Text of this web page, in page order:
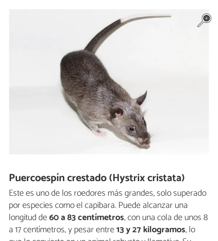
Puercoespín crestado (Hystrix cristata)
Este es uno de los roedores más grandes, solo superado
por especies como el capibara. Puede alcanzar una
longitud de60 a 83 centímetros, con una cola de unos 8
a 17 centímetros, y pesar entre13 y 27 kilogramos, lo